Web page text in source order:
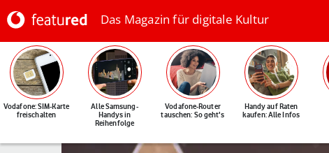
Das Magazin für digitale Kultur
Vodafone: SIM-Karte
freischalten
Alle Samsung-
Handys in
Reihenfolge
Vodafone-Router
tauschen: So geht's
Handy auf Raten
kaufen: Alle Infos